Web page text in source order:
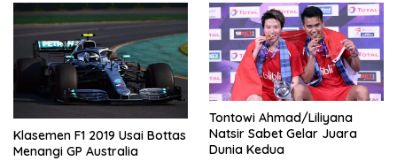
Klasemen F1 2019 Usai Bottas
Menangi GP Australia
Tontowi Ahmad/Liliyana
Natsir Sabet Gelar Juara
Dunia Kedua